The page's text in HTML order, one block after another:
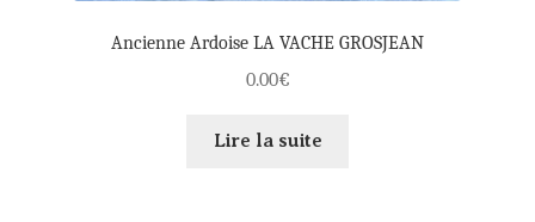
Ancienne Ardoise LA VACHE GROSJEAN
0.00€
Lire la suite